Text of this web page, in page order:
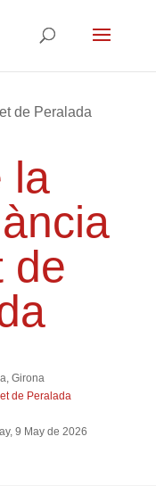
de Peralada
la
de
Girona
de Peralada
9 May de 2026